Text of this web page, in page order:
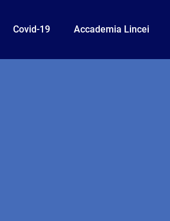
Covid-19 Accademia Lincei